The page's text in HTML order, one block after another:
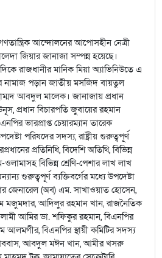
গণতান্ত্রিক আন্দোলনের আপোসহীন নেত্রী
জিয়ার জানাজা সম্পন্ন হয়েছে।
রাজধানীর মানিক মিয়া অ্যাভিনিউতে এ
নামাজ পড়ান জাতীয় মসজিদ বায়তুল
আবদুল মালেক। জানাজায় প্রধান
প্রধান বিচারপতি জুবায়ের রহমান
ভারপ্রাপ্ত চেয়ারম্যান তারেক
পরিষদের সদস্য, রাষ্ট্রীয় গুরুত্বপূর্ণ
প্রতিনিধি, বিদেশি অতিথি, বিভিন্ন
বিভিন্ন শ্রেণি-পেশার লাখ লাখ
গুরুত্বপূর্ণ ব্যক্তিবর্গের মধ্যে উপদেষ্টা
জেনারেল (অব) এম. সাখাওয়াত হোসেন,
আদিলুর রহমান খান, রাজনৈতিক
আমির ডা. শফিকুর রহমান, বিএনপির
আলমগীর, বিএনপির স্থায়ী কমিটির সদস্য
আবদুল মঈন খান, আমীর খসরু